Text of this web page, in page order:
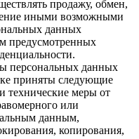
продажу, обмен,
иными возможными
данных
предусмотренных
персональных данных
приняты следующие
технические меры от
или
данным,
копирования,